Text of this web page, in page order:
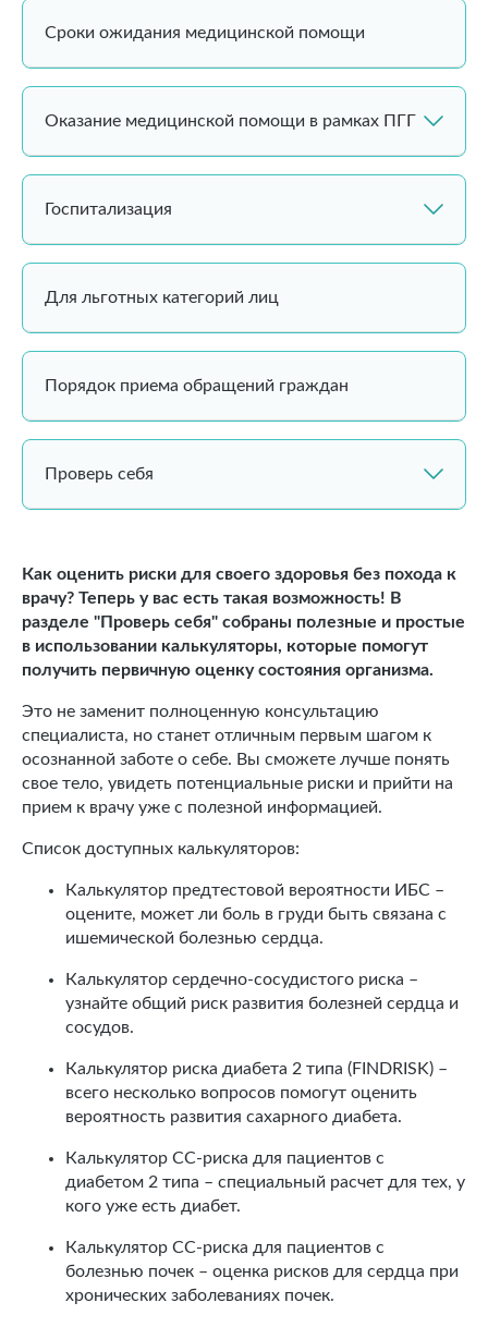
Сроки ожидания медицинской помощи
Оказание медицинской помощи в рамках ПГГ
Госпитализация
Для льготных категорий лиц
Порядок приема обращений граждан
Проверь себя
Как оценить риски для своего здоровья без похода к
врачу? Теперь у вас есть такая возможность! В
разделе "Проверь себя" собраны полезные и простые
в использовании калькуляторы, которые помогут
получить первичную оценку состояния организма.
Это не заменит полноценную консультацию
специалиста, но станет отличным первым шагом к
осознанной заботе о себе. Вы сможете лучше понять
свое тело, увидеть потенциальные риски и прийти на
прием к врачу уже с полезной информацией.
Список доступных калькуляторов:
Калькулятор предтестовой вероятности ИБС –
оцените, может ли боль в груди быть связана с
ишемической болезнью сердца.
Калькулятор сердечно-сосудистого риска –
узнайте общий риск развития болезней сердца и
сосудов.
Калькулятор риска диабета 2 типа (FINDRISK) –
всего несколько вопросов помогут оценить
вероятность развития сахарного диабета.
Калькулятор СС-риска для пациентов с
диабетом 2 типа – специальный расчет для тех, у
кого уже есть диабет.
Калькулятор СС-риска для пациентов с
болезнью почек – оценка рисков для сердца при
хронических заболеваниях почек.